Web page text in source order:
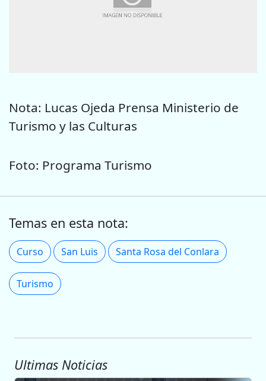
Nota: Lucas Ojeda Prensa Ministerio de
Turismo y las Culturas
Foto: Programa Turismo
Temas en esta nota:
Curso San Luis Santa Rosa del Conlara
Turismo
Ultimas Noticias